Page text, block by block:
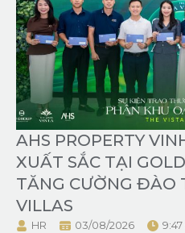
AHS PROPERTY
XUẤT SẮC TẠI
TĂNG CƯỜNG ĐÀO
VILLAS
HR 03/08/2026